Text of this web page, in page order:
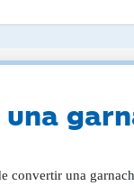
convertir una